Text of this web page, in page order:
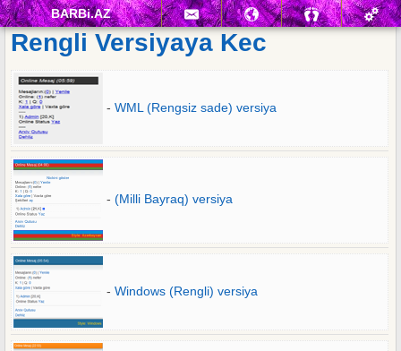
BARBi.AZ
Rengli Versiyaya Kec
- WML (Rengsiz sade) versiya
- (Milli Bayraq) versiya
- Windows (Rengli) versiya